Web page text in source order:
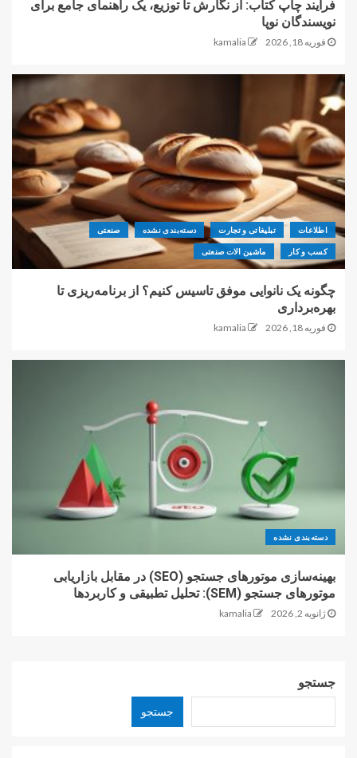
فرآیند چاپ کتاب: از نگارش تا توزیع، یک راهنمای جامع برای
نویسندگان نوپا
فوریه 18, 2026 kamalia
اطلاعات تبلیغاتی و تجارت دسته‌بندی نشده صنعتی
کسب و کار ماشین الات صنعتی
چگونه یک نانوایی موفق تاسیس کنیم؟ از برنامه‌ریزی تا
بهره‌برداری
فوریه 18, 2026 kamalia
دسته‌بندی نشده
بهینه‌سازی موتورهای جستجو (SEO) در مقابل بازاریابی
موتورهای جستجو (SEM): تحلیل تطبیقی و کاربردها
ژانویه 2, 2026 kamalia
جستجو
جستجو